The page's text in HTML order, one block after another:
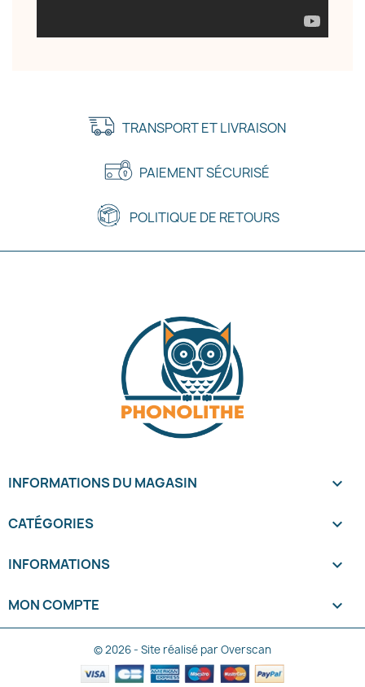
TRANSPORT ET LIVRAISON
PAIEMENT SÉCURISÉ
POLITIQUE DE RETOURS
INFORMATIONS DU MAGASIN keyboard_arrow_down
CATÉGORIES 
INFORMATIONS 
MON COMPTE 
© 2026 - Site réalisé par Overscan